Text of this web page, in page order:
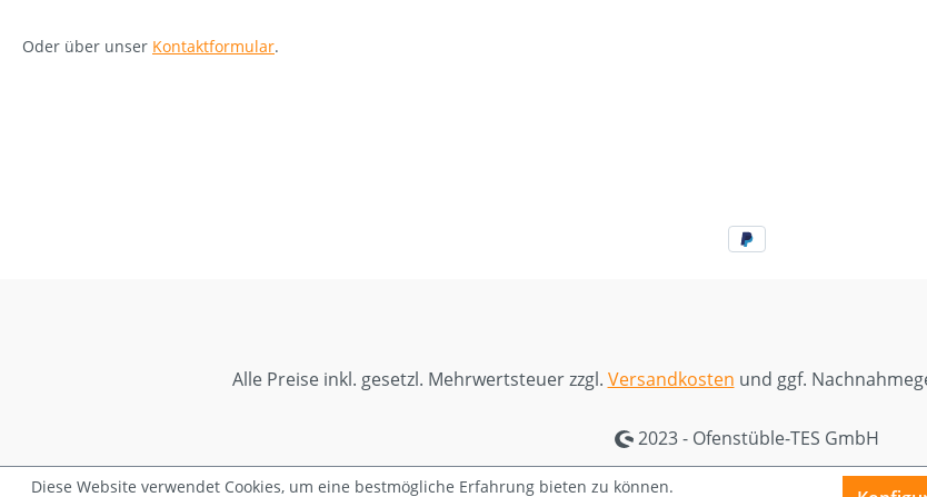
Oder über unser Kontaktformular.
Alle Preise inkl. gesetzl. Mehrwertsteuer zzgl. Versandkosten und ggf.
2023 - Ofenstüble-TES GmbH
Diese Website verwendet Cookies, um eine bestmögliche Erfahrung bieten zu können.